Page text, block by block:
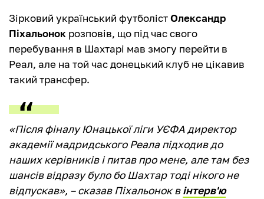
Зірковий український футболістОлександр
Піхальонок розповів, що під час свого
перебування в Шахтарі мав змогу перейти в
Реал, але на той час донецький клуб не цікавив
такий трансфер.
«Після фіналу Юнацької ліги УЄФА директор
академії мадридського Реала підходив до
наших керівників і питав про мене, але там без
шансів відразу було бо Шахтар тоді нікого не
відпускав», – сказав Піхальонок вінтерв'ю